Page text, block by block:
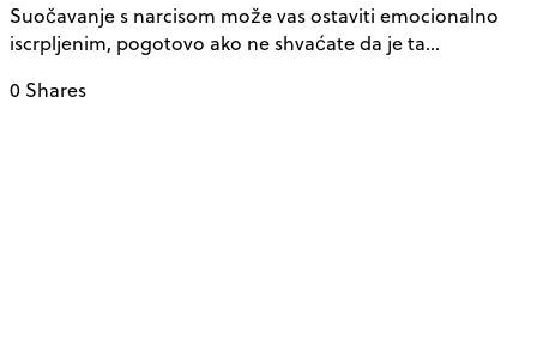
Suočavanje s narcisom može vas ostaviti emocionalno
iscrpljenim, pogotovo ako ne shvaćate da je ta…
0 Shares